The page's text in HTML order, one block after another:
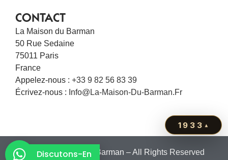
CONTACT
La Maison du Barman
50 Rue Sedaine
75011 Paris
France
Appelez-nous : +33 9 82 56 83 39
Écrivez-nous : Info@la-Maison-Du-Barman.fr
© 2011 – La Maison du Barman – All Rights Reserved
Discutons-En
1933 ▴